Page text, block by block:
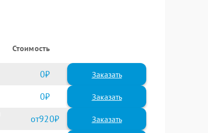
Стоимость
0 Заказать
0 Заказать
920